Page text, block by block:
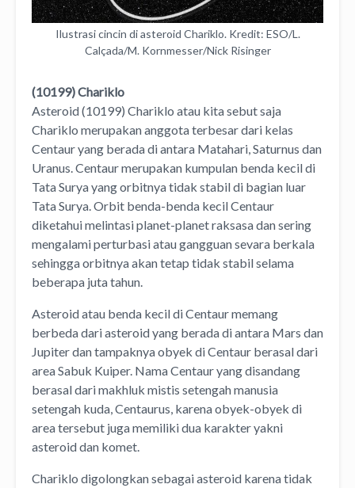
Ilustrasi cincin di asteroid Chariklo. Kredit: ESO/L.
Calçada/M. Kornmesser/Nick Risinger
(10199) Chariklo
Asteroid (10199) Chariklo atau kita sebut saja
Chariklo merupakan anggota terbesar dari kelas
Centaur yang berada di antara Matahari, Saturnus dan
Uranus. Centaur merupakan kumpulan benda kecil di
Tata Surya yang orbitnya tidak stabil di bagian luar
Tata Surya. Orbit benda-benda kecil Centaur
diketahui melintasi planet-planet raksasa dan sering
mengalami perturbasi atau gangguan sevara berkala
sehingga orbitnya akan tetap tidak stabil selama
beberapa juta tahun.
Asteroid atau benda kecil di Centaur memang
berbeda dari asteroid yang berada di antara Mars dan
Jupiter dan tampaknya obyek di Centaur berasal dari
area Sabuk Kuiper. Nama Centaur yang disandang
berasal dari makhluk mistis setengah manusia
setengah kuda, Centaurus, karena obyek-obyek di
area tersebut juga memiliki dua karakter yakni
asteroid dan komet.
Chariklo digolongkan sebagai asteroid karena tidak